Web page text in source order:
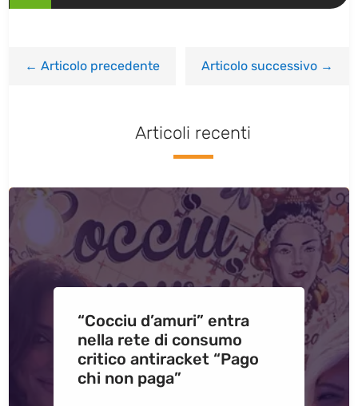
←Articolo precedente Articolo successivo→
Articoli recenti
“Cocciu d’amuri” entra
nella rete di consumo
critico antiracket “Pago
chi non paga”